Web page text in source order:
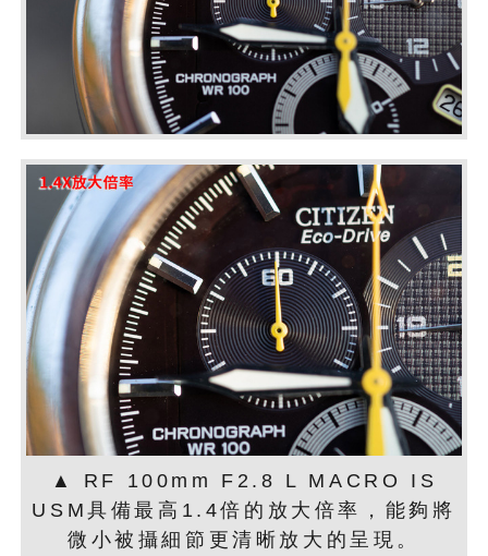
▲ RF 100mm F2.8 L MACRO IS
USM具備最高1.4倍的放大倍率，能夠將
微小被攝細節更清晰放大的呈現。